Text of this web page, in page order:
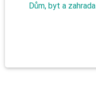
Dům, byt a zahrada